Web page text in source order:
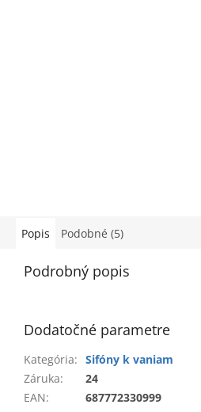
Popis Podobné (5)
Podrobný popis
Dodatočné parametre
Kategória: Sifóny k vaniam
Záruka:
24
EAN: 687772330999